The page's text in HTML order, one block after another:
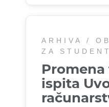
ARHIVA /
ZA
ispita